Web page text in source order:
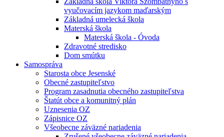
vyučovacím jazykom maďarským
Základná umelecká škola
Materská škola
Materská škola - Óvoda
Zdravotné stredisko
Dom smútku
Samospráva
Starosta obce Jesenské
Obecné zastupiteľstvo
Program zasadnutia obecného zastupiteľstva
Štatút obce a komunitný plán
Uznesenia OZ
Zápisnice OZ
Všeobecne záväzné nariadenia